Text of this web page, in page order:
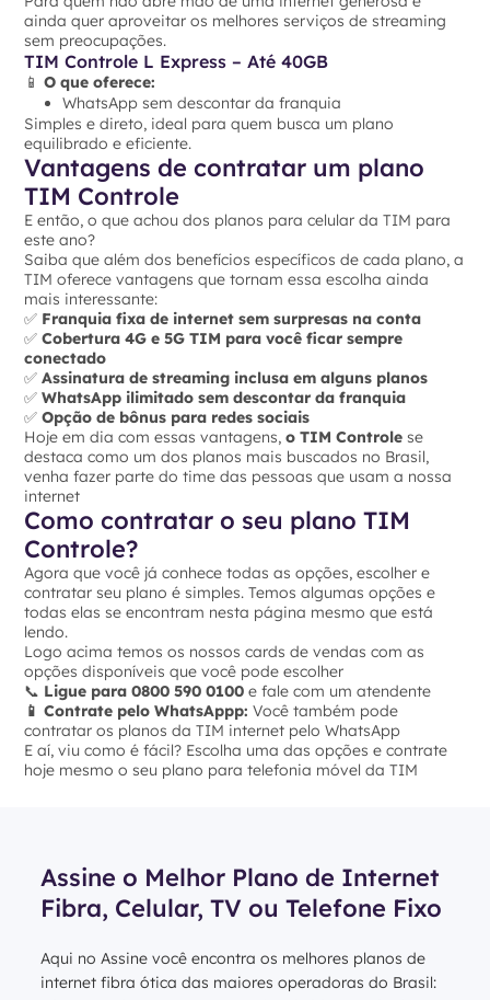
ainda quer aproveitar os melhores serviços de streaming
sem preocupações.
TIM Controle L Express – Até 40GB
📱O que oferece:
WhatsApp sem descontar da franquia
Simples e direto, ideal para quem busca um plano
equilibrado e eficiente.
Vantagens de contratar um plano
TIM Controle
E então, o que achou dos planos para celular da TIM para
este ano?
Saiba que além dos benefícios específicos de cada plano, a
TIM oferece vantagens que tornam essa escolha ainda
mais interessante:
✅ Franquia fixa de internet sem surpresas na conta
✅Cobertura 4G e 5G TIM para você ficar sempre
conectado
✅Assinatura de streaming inclusa em alguns planos
✅WhatsApp ilimitado sem descontar da franquia
✅Opção de bônus para redes sociais
Hoje em dia com essas vantagens,o TIM Controlese
destaca como um dos planos mais buscados no Brasil,
venha fazer parte do time das pessoas que usam a nossa
internet
Como contratar o seu plano TIM
Controle?
Agora que você já conhece todas as opções, escolher e
contratar seu plano é simples. Temos algumas opções e
todas elas se encontram nesta página mesmo que está
lendo.
Logo acima temos os nossos cards de vendas com as
opções disponíveis que você pode escolher
📞 Ligue para 0800 590 0100 e fale com um atendente
📱 Contrate pelo WhatsAppp: Você também pode
contratar os planos da TIM internet pelo WhatsApp
E aí, viu como é fácil? Escolha uma das opções e contrate
hoje mesmo o seu plano para telefonia móvel da TIM
Assine o Melhor Plano de Internet
Fibra, Celular, TV ou Telefone Fixo
Aqui no Assine você encontra os melhores planos de
internet fibra ótica das maiores operadoras do Brasil: